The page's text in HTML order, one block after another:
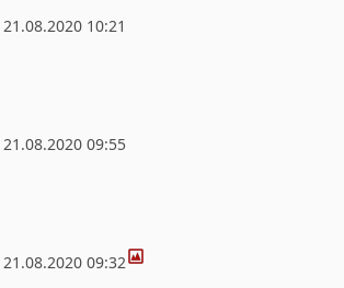
21.08.2020 10:21
21.08.2020 09:55
21.08.2020 09:32Фото